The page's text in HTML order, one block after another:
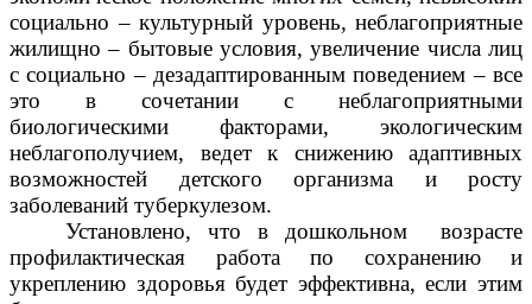
социально – культурный уровень, неблагоприятные
жилищно – бытовые условия, увеличение числа лиц
с социально – дезадаптированным поведением – все
это в сочетании с неблагоприятными
биологическими факторами, экологическим
неблагополучием, ведет к снижению адаптивных
возможностей детского организма и росту
заболеваний туберкулезом.
Установлено, что в дошкольном возрасте
профилактическая работа по сохранению и
укреплению здоровья будет эффективна, если этим